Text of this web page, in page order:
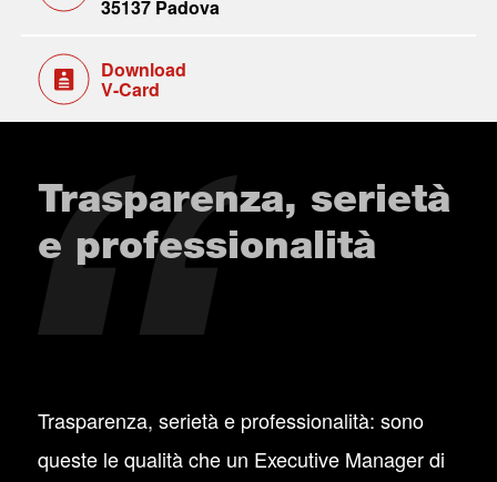
35137 Padova
Download
V-Card
Trasparenza, serietà
e professionalità
Trasparenza, serietà e professionalità: sono
queste le qualità che un Executive Manager di